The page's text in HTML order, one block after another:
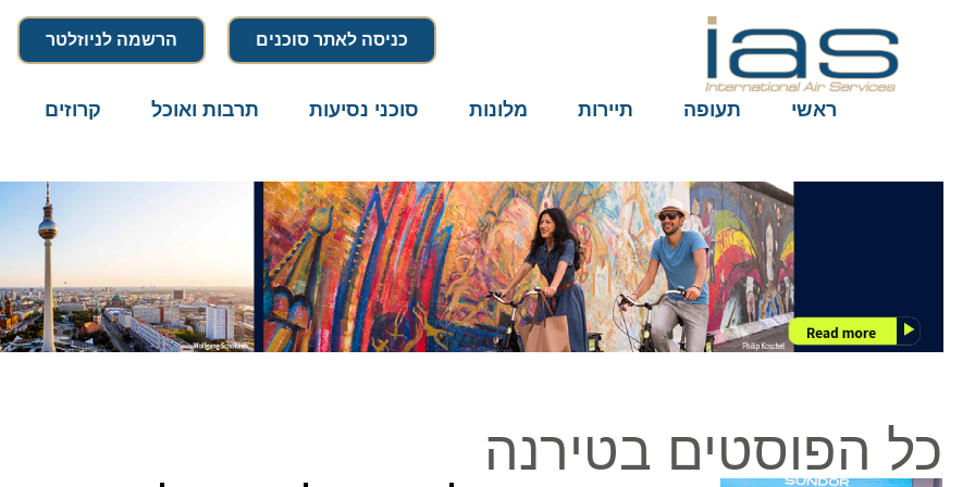
כניסה לאתר סוכנים הרשמה לניוזלטר
ראשי תעופה תיירות מלונות סוכני נסיעות תרבות ואוכל קרוזים
כל הפוסטים בטירנה